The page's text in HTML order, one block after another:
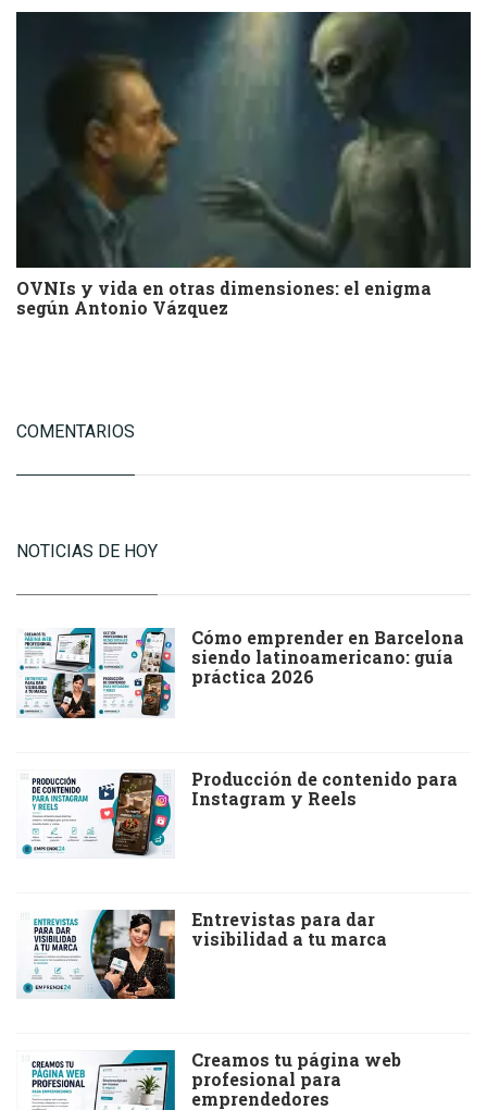
OVNIs y vida en otras dimensiones: el enigma
según Antonio Vázquez
COMENTARIOS
NOTICIAS DE HOY
Cómo emprender en Barcelona
siendo latinoamericano: guía
práctica 2026
Producción de contenido para
Instagram y Reels
Entrevistas para dar
visibilidad a tu marca
Creamos tu página web
profesional para
emprendedores